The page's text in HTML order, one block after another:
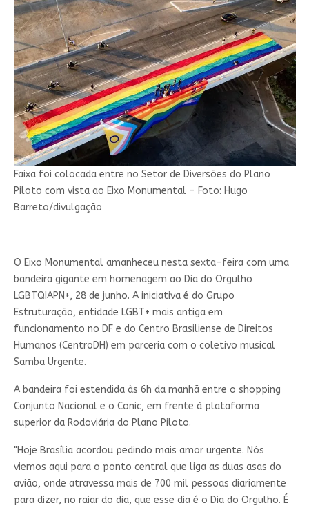
Faixa foi colocada entre no Setor de Diversões do Plano
Piloto com vista ao Eixo Monumental - Foto: Hugo
Barreto/divulgação
O Eixo Monumental amanheceu nesta sexta-feira com uma
bandeira gigante em homenagem ao Dia do Orgulho
LGBTQIAPN+, 28 de junho. A iniciativa é do Grupo
Estruturação, entidade LGBT+ mais antiga em
funcionamento no DF e do Centro Brasiliense de Direitos
Humanos (CentroDH) em parceria com o coletivo musical
Samba Urgente.
A bandeira foi estendida às 6h da manhã entre o shopping
Conjunto Nacional e o Conic, em frente à plataforma
superior da Rodoviária do Plano Piloto.
"Hoje Brasília acordou pedindo mais amor urgente. Nós
viemos aqui para o ponto central que liga as duas asas do
avião, onde atravessa mais de 700 mil pessoas diariamente
para dizer, no raiar do dia, que esse dia é o Dia do Orgulho. É